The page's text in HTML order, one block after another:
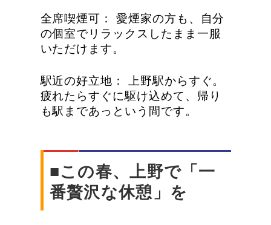
全席喫煙可： 愛煙家の方も、自分
の個室でリラックスしたまま一服
いただけます。
駅近の好立地： 上野駅からすぐ。
疲れたらすぐに駆け込めて、帰り
も駅まであっという間です。
■この春、上野で「一
番贅沢な休憩」を